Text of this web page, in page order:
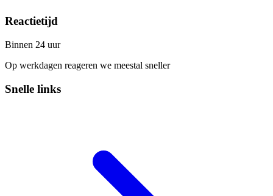
Reactietijd
Binnen 24 uur
Op werkdagen reageren we meestal sneller
Snelle links